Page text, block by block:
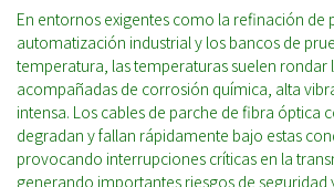
En entornos exigentes como la refinación de
automatización industrial y los bancos de
temperatura, las temperaturas suelen rondar
acompañadas de corrosión química, alta
intensa. Los cables de parche de fibra óptica
degradan y fallan rápidamente bajo estas
provocando interrupciones críticas en la
generando importantes riesgos de seguridad